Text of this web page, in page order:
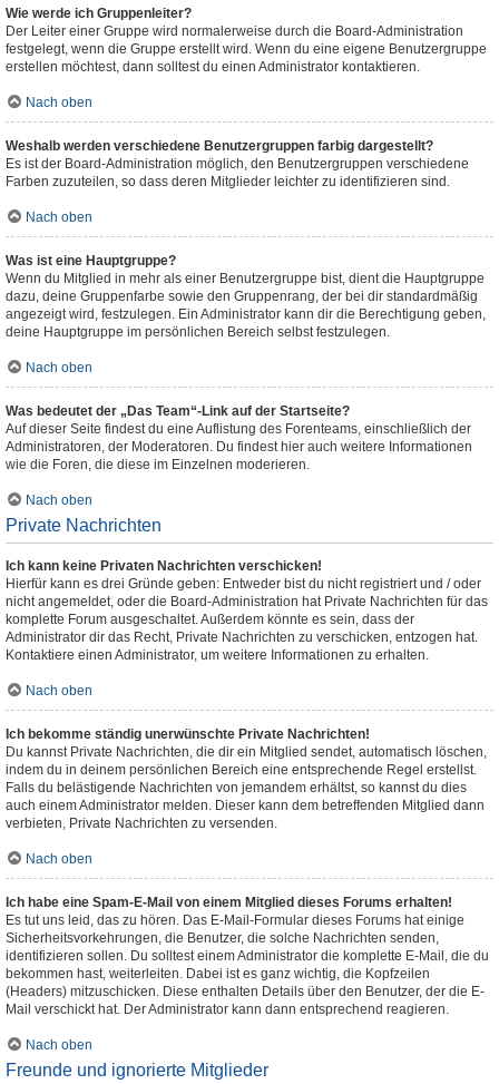
Wie werde ich Gruppenleiter?
Der Leiter einer Gruppe wird normalerweise durch die Board-Administration
festgelegt, wenn die Gruppe erstellt wird. Wenn du eine eigene Benutzergruppe
erstellen möchtest, dann solltest du einen Administrator kontaktieren.
Nach oben
Weshalb werden verschiedene Benutzergruppen farbig dargestellt?
Es ist der Board-Administration möglich, den Benutzergruppen verschiedene
Farben zuzuteilen, so dass deren Mitglieder leichter zu identifizieren sind.
Nach oben
Was ist eine Hauptgruppe?
Wenn du Mitglied in mehr als einer Benutzergruppe bist, dient die Hauptgruppe
dazu, deine Gruppenfarbe sowie den Gruppenrang, der bei dir standardmäßig
angezeigt wird, festzulegen. Ein Administrator kann dir die Berechtigung geben,
deine Hauptgruppe im persönlichen Bereich selbst festzulegen.
Nach oben
Was bedeutet der „Das Team“-Link auf der Startseite?
Auf dieser Seite findest du eine Auflistung des Forenteams, einschließlich der
Administratoren, der Moderatoren. Du findest hier auch weitere Informationen
wie die Foren, die diese im Einzelnen moderieren.
Nach oben
Private Nachrichten
Ich kann keine Privaten Nachrichten verschicken!
Hierfür kann es drei Gründe geben: Entweder bist du nicht registriert und / oder
nicht angemeldet, oder die Board-Administration hat Private Nachrichten für das
komplette Forum ausgeschaltet. Außerdem könnte es sein, dass der
Administrator dir das Recht, Private Nachrichten zu verschicken, entzogen hat.
Kontaktiere einen Administrator, um weitere Informationen zu erhalten.
Nach oben
Ich bekomme ständig unerwünschte Private Nachrichten!
Du kannst Private Nachrichten, die dir ein Mitglied sendet, automatisch löschen,
indem du in deinem persönlichen Bereich eine entsprechende Regel erstellst.
Falls du belästigende Nachrichten von jemandem erhältst, so kannst du dies
auch einem Administrator melden. Dieser kann dem betreffenden Mitglied dann
verbieten, Private Nachrichten zu versenden.
Nach oben
Ich habe eine Spam-E-Mail von einem Mitglied dieses Forums erhalten!
Es tut uns leid, das zu hören. Das E-Mail-Formular dieses Forums hat einige
Sicherheitsvorkehrungen, die Benutzer, die solche Nachrichten senden,
identifizieren sollen. Du solltest einem Administrator die komplette E-Mail, die du
bekommen hast, weiterleiten. Dabei ist es ganz wichtig, die Kopfzeilen
(Headers) mitzuschicken. Diese enthalten Details über den Benutzer, der die E-
Mail verschickt hat. Der Administrator kann dann entsprechend reagieren.
Nach oben
Freunde und ignorierte Mitglieder